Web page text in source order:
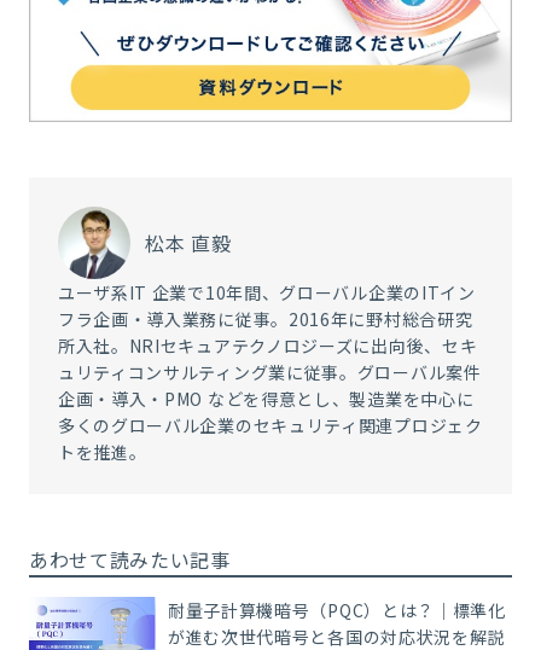
松本 直毅
ユーザ系IT 企業で10年間、グローバル企業のITイン
フラ企画・導入業務に従事。2016年に野村総合研究
所入社。NRIセキュアテクノロジーズに出向後、セキ
ュリティコンサルティング業に従事。グローバル案件
企画・導入・PMO などを得意とし、製造業を中心に
多くのグローバル企業のセキュリティ関連プロジェク
トを推進。
あわせて読みたい記事
耐量子計算機暗号（PQC）とは？｜標準化
が進む次世代暗号と各国の対応状況を解説